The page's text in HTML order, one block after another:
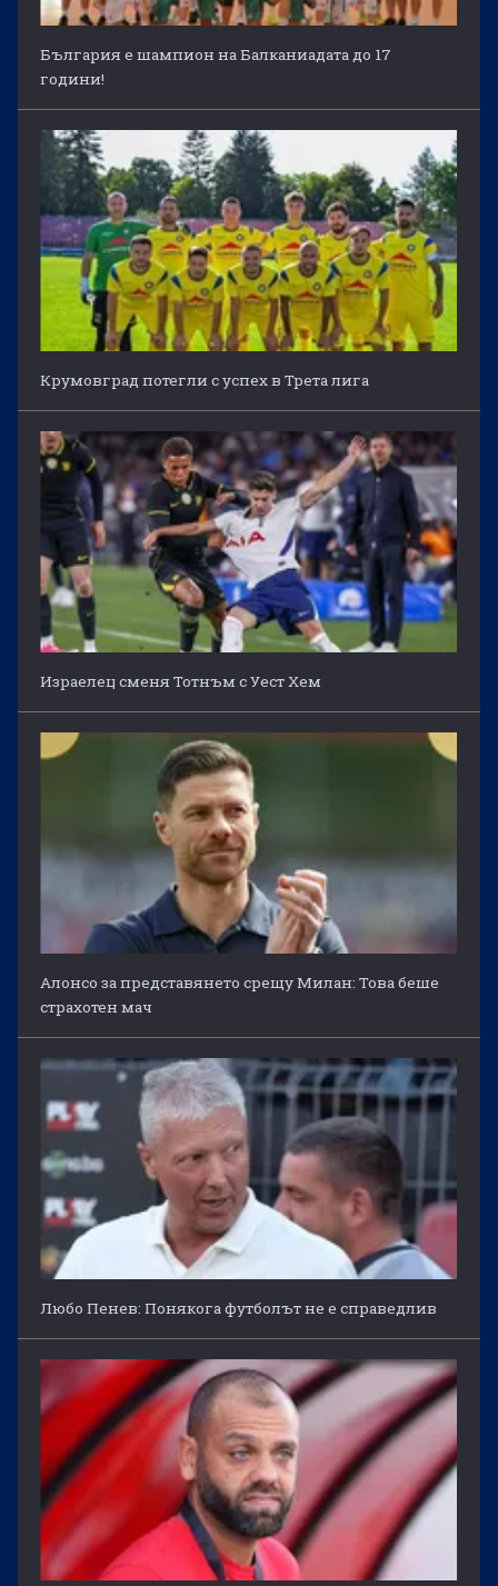
България е шампион на Балканиадата до 17
години!
Крумовград потегли с успех в Трета лига
Израелец сменя Тотнъм с Уест Хем
Алонсо за представянето срещу Милан: Това беше
страхотен мач
Любо Пенев: Понякога футболът не е справедлив